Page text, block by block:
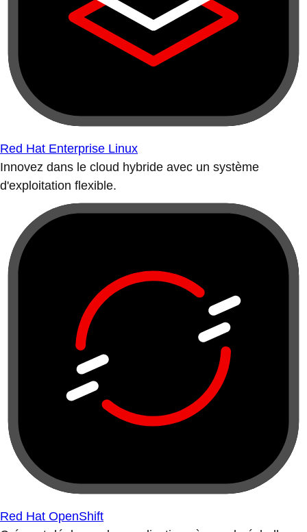
Red Hat Enterprise Linux
Innovez dans le cloud hybride avec un système
d'exploitation flexible.
Red Hat OpenShift